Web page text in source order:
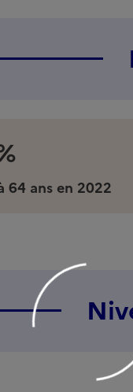
64 ans en 2022